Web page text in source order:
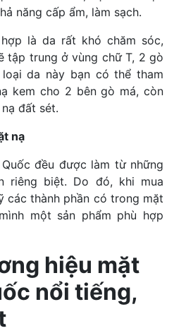
năng cấp ẩm, làm sạch.
là da rất khó chăm sóc,
tập trung ở vùng chữ T, 2 gò
da này bạn có thể tham
kem cho 2 bên gò má, còn
đất sét.
nạ
đều được làm từ những
riêng biệt. Do đó, khi mua
các thành phần có trong mặt
một sản phẩm phù hợp
hiệu mặt
nổi tiếng,